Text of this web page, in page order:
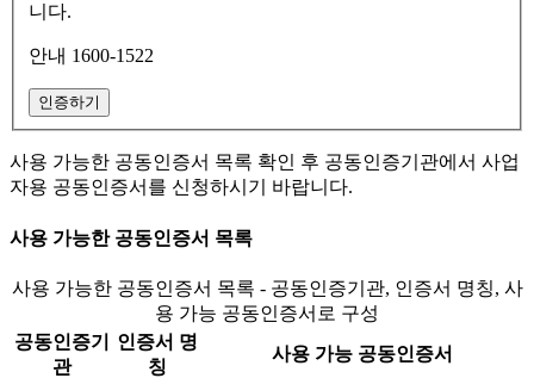
니다.
안내 1600-1522
인증하기
사용 가능한 공동인증서 목록 확인 후 공동인증기관에서 사업
자용 공동인증서를 신청하시기 바랍니다.
사용 가능한 공동인증서 목록
사용 가능한 공동인증서 목록 - 공동인증기관, 인증서 명칭, 사
용 가능 공동인증서로 구성
공동인증기
관
인증서 명
칭
사용 가능 공동인증서